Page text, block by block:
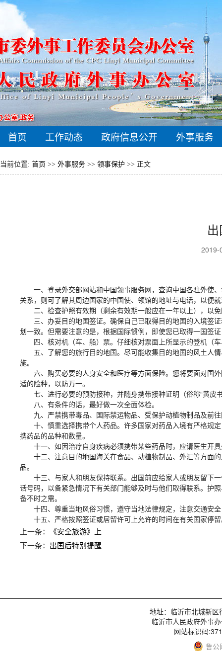
首页 工作动态 政府信息公开 外事服务
当前位置: 首页 >> 外事服务 >> 领事保护 >> 正文
2019-
一、登录外交部网站和中国领事服务网，查询中国各驻外使
关系，则可了解其周边国家的中国使、领馆的地址与电话，以便
二、检查护照有效期（剩余有效期一般应在一年以上），以
三、办妥目的地国签证。确保自己已取得目的地国的入境签
划一致。但需要注意的是，根据国际惯例，即使您已取得一国签
四、核对机（车、船）票。仔细核对票面上所显示的登机（
五、了解您的旅行目的地国。尽可能收集目的地国的风土人
施。
六、购买必要的人身安全和医疗等方面保险。您将要面对国
适的险种，以防万一。
七、进行必要的预防接种，并随身携带接种证明（俗称“黄皮
八、有条件的话，最好做一次全面体检。
九、严禁携带毒品、国际禁运物品、受保护动植物制品及前
十、慎重选择携带个人药品。许多国家对药品入境有严格规
携药品的品种和数量。
十一、如因治疗自身疾病必须携带某些药品时，应请医生开
十二、注意目的地国海关在食品、动植物制品、外汇等方面
品。
十三、与家人和朋友保持联系。出国前应给家人或朋友留下
话号码，以备紧急情况下有关部门能够及时与他们取得联系。护
备不时之需。
十四、尊重当地风俗习惯，遵守当地法律规定，注意交通安
十五、严格按照签证或居留许可上允许的时间在有关国家停
上一条：
《安全旅游》上
下一条： 出国后特别提醒
地址：临沂市北城新
临沂市人民政府外事
网站标识码
鲁公